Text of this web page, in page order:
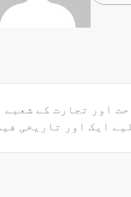
اور تجارت کے شعبے
ایک اور تاریخی